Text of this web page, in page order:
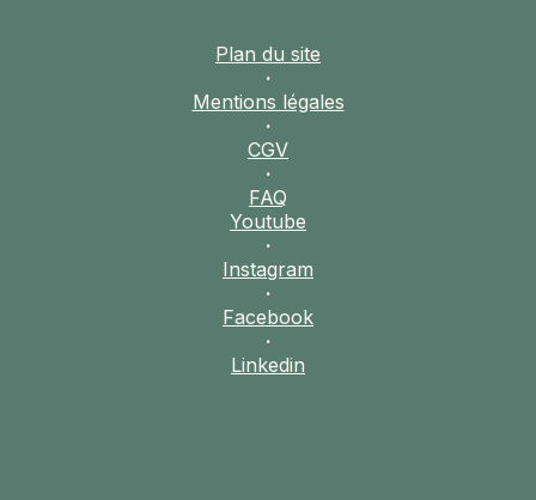
Plan du site
·
Mentions légales
·
CGV
·
FAQ
Youtube
·
Instagram
·
Facebook
·
Linkedin